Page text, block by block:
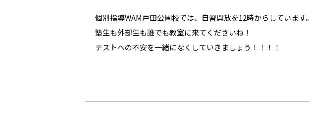
個別指導WAM戸田公園校では、自習開放を12時からしています。
塾生も外部生も誰でも教室に来てくださいね！
テストへの不安を一緒になくしていきましょう！！！！